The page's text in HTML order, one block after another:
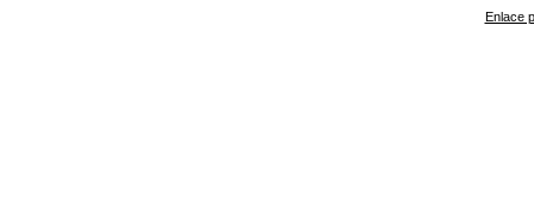
Enlace